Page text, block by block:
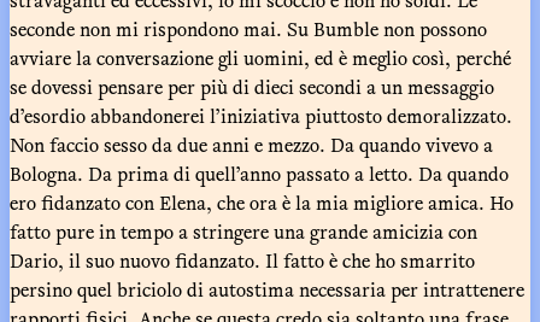
seconde non mi rispondono mai. Su Bumble non possono
avviare la conversazione gli uomini, ed è meglio così, perché
se dovessi pensare per più di dieci secondi a un messaggio
d’esordio abbandonerei l’iniziativa piuttosto demoralizzato.
Non faccio sesso da due anni e mezzo. Da quando vivevo a
Bologna. Da prima di quell’anno passato a letto. Da quando
ero fidanzato con Elena, che ora è la mia migliore amica. Ho
fatto pure in tempo a stringere una grande amicizia con
Dario, il suo nuovo fidanzato. Il fatto è che ho smarrito
persino quel briciolo di autostima necessaria per intrattenere